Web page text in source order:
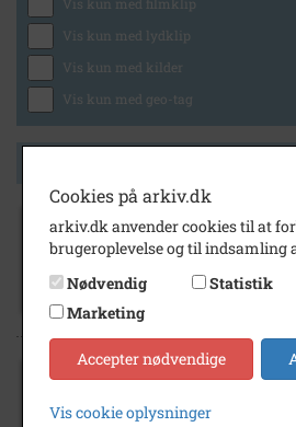
Vis kun med lydklip
Vis kun med kilder
Vis kun med geo-tag
1843
1920- 1923
Jens og Ane Marie
Cookies på arkiv.dk
arkiv.dk anvender cookies til at
brugeroplevelse og til indsamling
Nødvendig
Statistik
Marketing
Accepter nødvendige
Vis cookie oplysninger